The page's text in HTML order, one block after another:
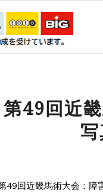
第49回近
49回近畿馬術大会：障